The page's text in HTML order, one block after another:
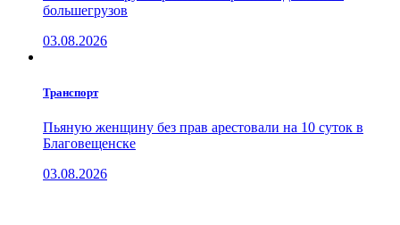
большегрузов
03.08.2026
Транспорт
Пьяную женщину без прав арестовали на 10 суток в
Благовещенске
03.08.2026